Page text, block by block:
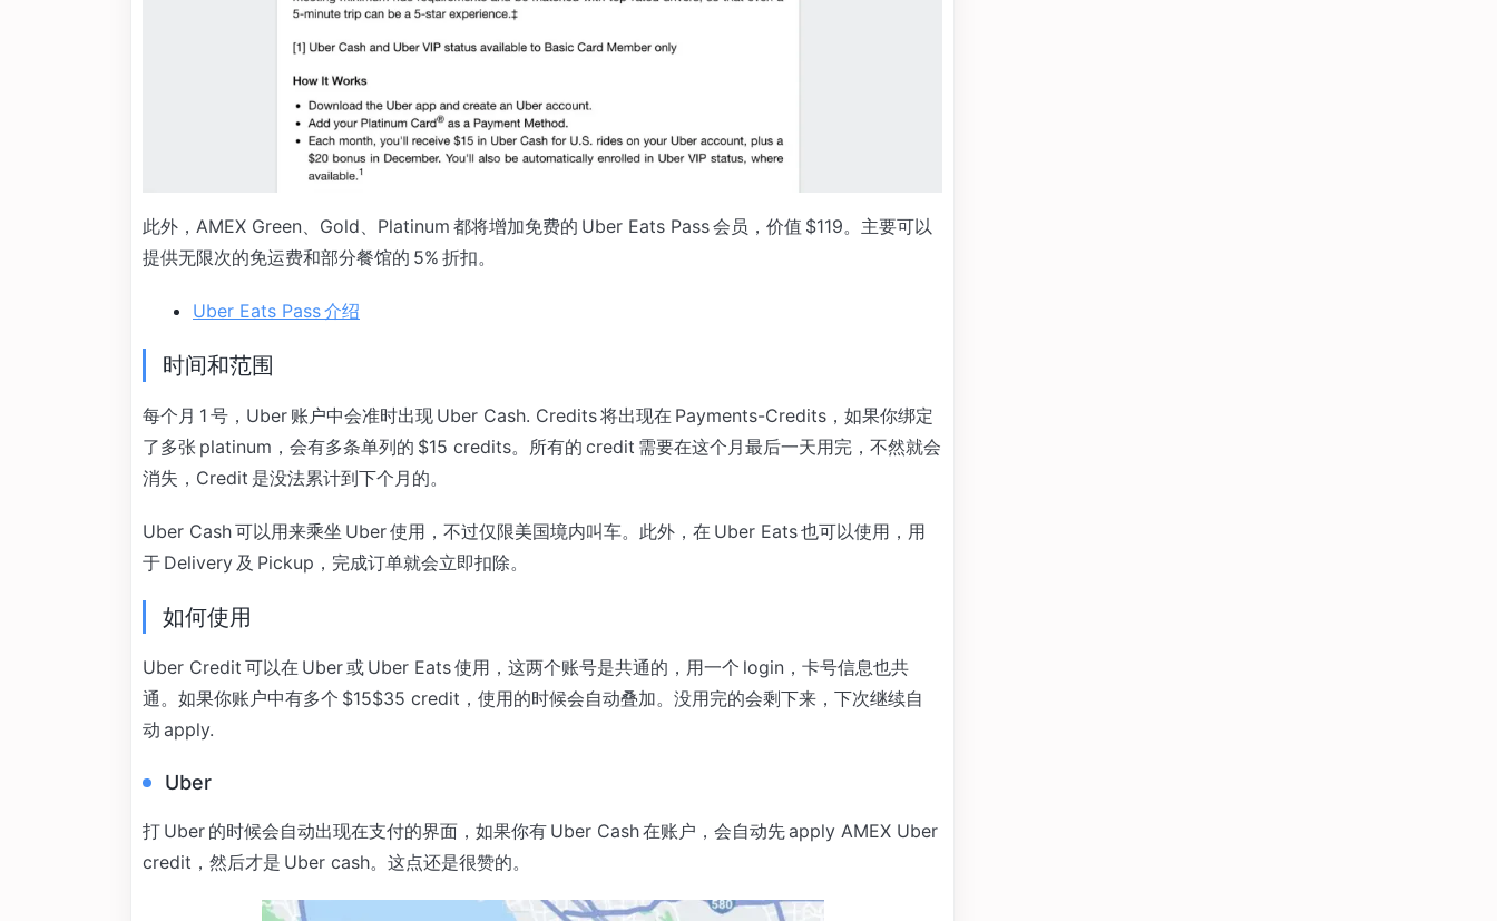
此外，AMEX Green、Gold、Platinum 都将增加免费的 Uber Eats Pass 会员，价值 $119。主要可以
提供无限次的免运费和部分餐馆的 5% 折扣。
Uber Eats Pass 介绍
时间和范围
每个月 1 号，Uber 账户中会准时出现 Uber Cash. Credits 将出现在 Payments-Credits，如果你绑定
了多张 platinum，会有多条单列的 $15 credits。所有的 credit 需要在这个月最后一天用完，不然就会
消失，Credit 是没法累计到下个月的。
Uber Cash 可以用来乘坐 Uber 使用，不过仅限美国境内叫车。此外，在 Uber Eats 也可以使用，用
于 Delivery 及 Pickup，完成订单就会立即扣除。
如何使用
Uber Credit 可以在 Uber 或 Uber Eats 使用，这两个账号是共通的，用一个 login，卡号信息也共
通。如果你账户中有多个 $15$35 credit，使用的时候会自动叠加。没用完的会剩下来，下次继续自
动 apply.
Uber
打 Uber 的时候会自动出现在支付的界面，如果你有 Uber Cash 在账户，会自动先 apply AMEX Uber
credit，然后才是 Uber cash。这点还是很赞的。